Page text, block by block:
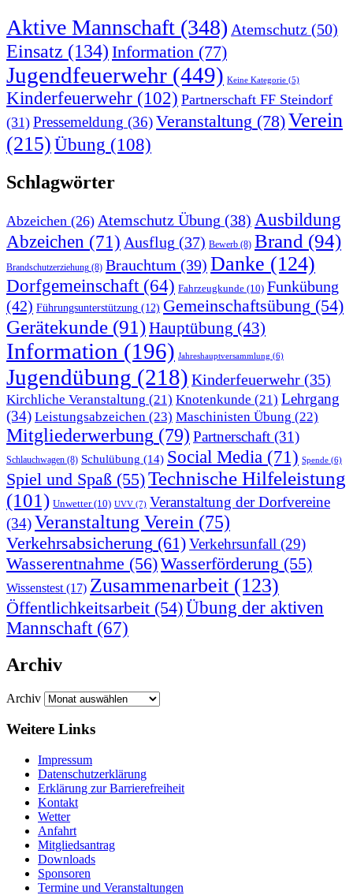
Aktive Mannschaft (348) Atemschutz (50)
Einsatz (134) Information (77)
Jugendfeuerwehr (449) Keine Kategorie (5)
Kinderfeuerwehr (102) Partnerschaft FF Steindorf
(31) Pressemeldung (36)Veranstaltung (78)Verein
(215)Übung (108)
Schlagwörter
Abzeichen (26) Atemschutz Übung (38) Ausbildung
Abzeichen (71) Ausflug (37) Bewerb (8) Brand (94)
Brandschutzerziehung (8) Brauchtum (39) Danke (124)
Dorfgemeinschaft (64) Fahrzeugkunde (10) Funkübung
(42) Führungsunterstützung (12) Gemeinschaftsübung (54)
Gerätekunde (91)Hauptübung (43)
Information (196) Jahreshauptversammlung (6)
Jugendübung (218) Kinderfeuerwehr (35)
Kirchliche Veranstaltung (21) Knotenkunde (21) Lehrgang
(34) Leistungsabzeichen (23) Maschinisten Übung (22)
Mitgliederwerbung (79) Partnerschaft (31)
Schlauchwagen (8) Schulübung (14) Social Media (71) Spende (6)
Spiel und Spaß (55)Technische Hilfeleistung
(101) Unwetter(10) UVV (7) Veranstaltung der Dorfvereine
(34)Veranstaltung Verein (75)
Verkehrsabsicherung (61)Verkehrsunfall (29)
Wasserentnahme (56)Wasserförderung (55)
Wissenstest (17) Zusammenarbeit (123)
Öffentlichkeitsarbeit (54)Übung der aktiven
Mannschaft (67)
Archiv
Archiv
Weitere Links
Impressum
Datenschutzerklärung
Erklärung zur Barriere­frei­heit
Kontakt
Wetter
Anfahrt
Mitgliedsantrag
Downloads
Sponsoren
Termine und Veranstaltungen